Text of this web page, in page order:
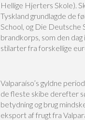
Hellige Hjerters Skole).
Tyskland grundlagde de
School, og Die Deutsche
brandkorps, som den
stilarter fra forskellige
Valparaíso’s gyldne
de fleste skibe derefter
betydning og brug
eksport af frugt fra